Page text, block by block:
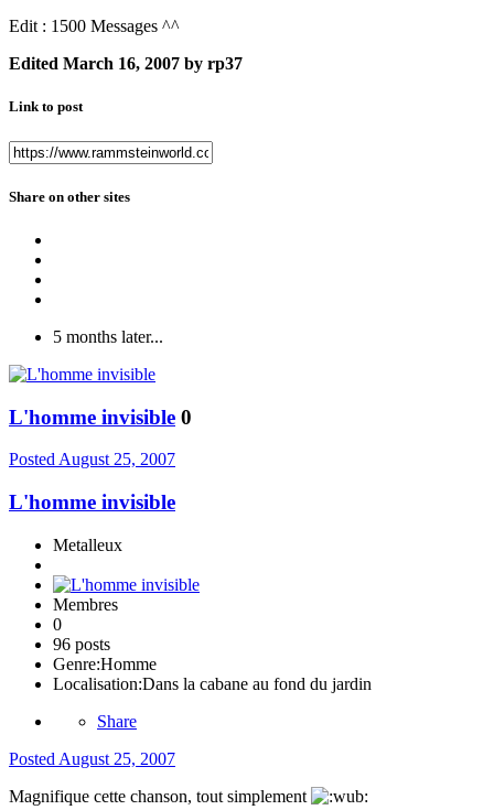
Edit : 1500 Messages ^^
Edited March 16, 2007 by rp37
Link to post
Share on other sites
5 months later...
L'homme invisible 0
PostedAugust 25, 2007
L'homme invisible
Metalleux
Membres
0
96 posts
Genre:Homme
Localisation:Dans la cabane au fond du jardin
Share
Posted August 25, 2007
Magnifique cette chanson, tout simplement